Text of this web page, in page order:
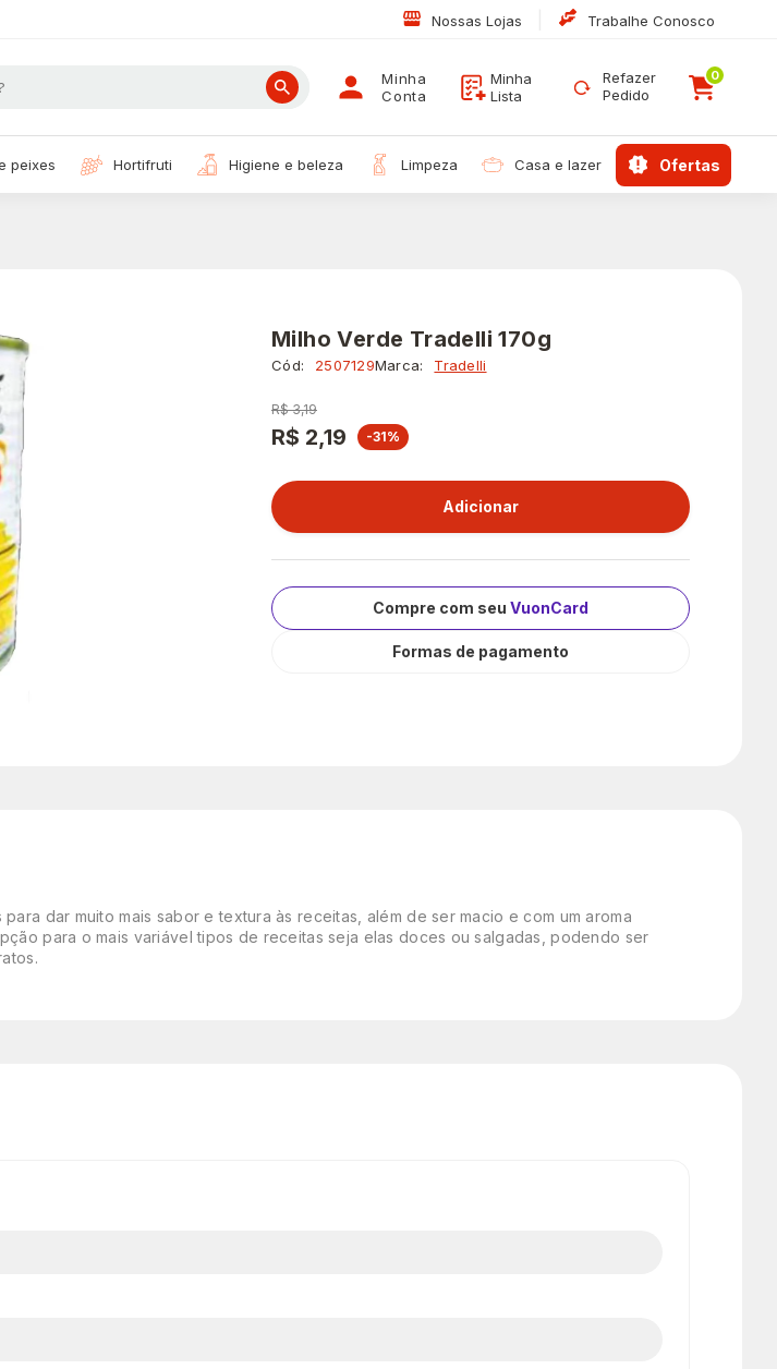
Nossas Lojas Trabalhe Conosco
Minha
Conta
Minha
Lista
Refazer
Pedido
0
peixes hortifruti higiene e beleza limpeza casa e lazer ofertas
Milho Verde Tradelli 170g
Cód: 2507129Marca: Tradelli
R$ 3,19
R$ 2,19 -31%
Compre com seu VuonCard
Formas de pagamento
dar muito mais sabor e textura às receitas, além de ser macio e com um aroma
para o mais variável tipos de receitas seja elas doces ou salgadas, podendo ser